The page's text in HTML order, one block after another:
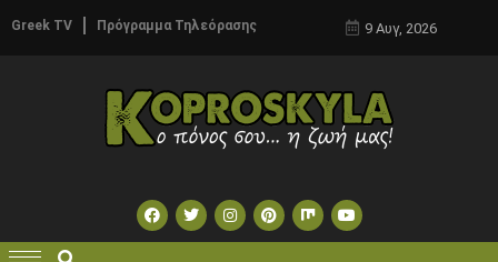
Greek TV Πρόγραμμα Τηλεόρασης 9 Αυγ, 2026